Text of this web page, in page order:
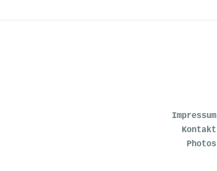
Impressum
Kontakt
Photos